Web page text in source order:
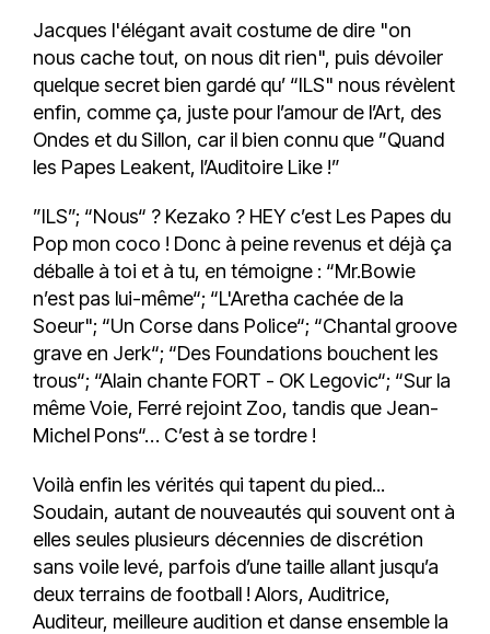
Jacques l'élégant avait costume de dire "on
nous cache tout, on nous dit rien", puis dévoiler
quelque secret bien gardé qu’ “ILS" nous révèlent
enfin, comme ça, juste pour l’amour de l’Art, des
Ondes et du Sillon, car il bien connu que ”Quand
les Papes Leakent, l’Auditoire Like !”
”ILS”; “Nous“ ? Kezako ? HEY c’est Les Papes du
Pop mon coco ! Donc à peine revenus et déjà ça
déballe à toi et à tu, en témoigne : “Mr.Bowie
n’est pas lui-même“; “L'Aretha cachée de la
Soeur"; “Un Corse dans Police“; “Chantal groove
grave en Jerk“; “Des Foundations bouchent les
trous“; “Alain chante FORT - OK Legovic“; “Sur la
même Voie, Ferré rejoint Zoo, tandis que Jean-
Michel Pons“… C’est à se tordre !
Voilà enfin les vérités qui tapent du pied...
Soudain, autant de nouveautés qui souvent ont à
elles seules plusieurs décennies de discrétion
sans voile levé, parfois d’une taille allant jusqu’a
deux terrains de football ! Alors, Auditrice,
Auditeur, meilleure audition et danse ensemble la